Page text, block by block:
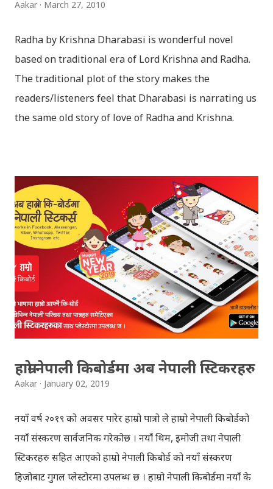
Aakar March 27, 2010
Radha by Krishna Dharabasi is wonderful novel
based on traditional era of Lord Krishna and Radha.
The traditional plot of the story makes the
readers/listeners feel that Dharabasi is narrating us
the same old story of love of Radha and Krishna.
it speaks of so many hidden things that we will be
amazed while ending it up. Radha and Krishna are
the eternal lovers. Lord Krishna and Radha are
together since childhood. But in teenage they are
separated (as in the traditional story) and Lord
Krishna has to go away leaving Vindraban for
fulfilling the task for which he has taken birth.This
brings tragedy to Radha and all the people in
Vindraban. Radha waits for Krishna to arrive but he
Later she sets out as a Yogini in a long voyage to
search self, leaving her parents. She is accompanied
by her friend Bisakha everywhere she went. Radha
faces...
हाम्रो नेपाली किबोर्डमा अब नेपाली स्टिकरहरु
Aakar January 02, 2019
नयाँ वर्ष २०१९ को अवसर पारेर हाम्रो पात्रो ले हाम्रो नेपाली किबोर्डको
नयाँ संस्करण सार्वजनिक गरेकोछ । नयाँ थिम, इमोजी तथा नेपाली
स्टिकरहरु सहित आएको हाम्रो नेपाली किबोर्ड को नयाँ संस्करण
हिजोबाट गुगल प्लेस्टोरमा उपलब्ध छ । हाम्रो नेपाली किबोर्डमा नयाँ के